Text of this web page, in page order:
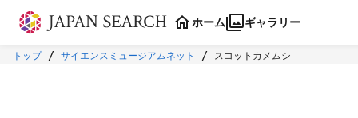
本文に飛ぶ
ホーム ギャラリー
トップ サイエンスミュージアムネット スコットカメムシ